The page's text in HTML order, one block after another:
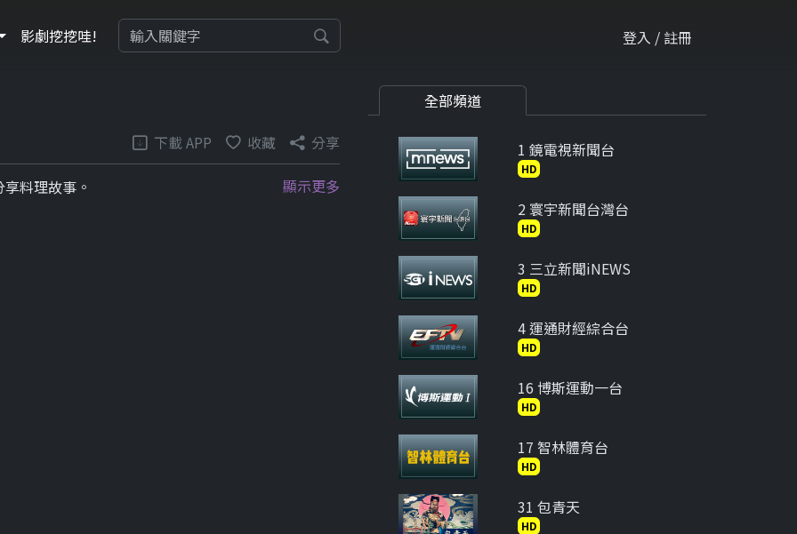
影劇挖挖哇! 登入 / 註冊
下載 APP 收藏 分享
料理故事。 顯示更多
全部頻道
1 鏡電視新聞台
HD
2 寰宇新聞台灣台
HD
3 三立新聞iNEWS
HD
4 運通財經綜合台
HD
16 博斯運動一台
HD
17 智林體育台
HD
31 包青天
HD